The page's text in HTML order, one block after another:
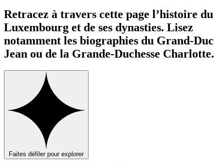
Retracez à travers cette page l’histoire du
Luxembourg et de ses dynasties. Lisez
notamment les biographies du Grand-Duc
Jean ou de la Grande-Duchesse Charlotte.
Faites défiler pour explorer